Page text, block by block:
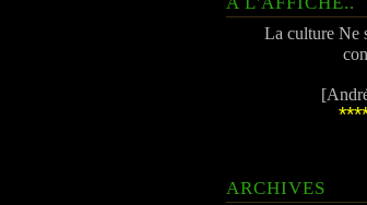
La culture Ne
ARCHIVES